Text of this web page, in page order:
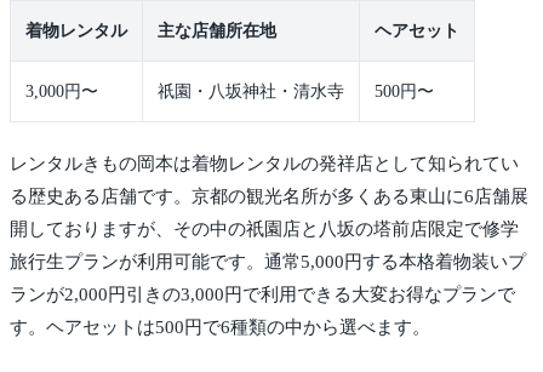
着物レンタル 主な店舗所在地 ヘアセット
3,000円〜 祇園・八坂神社・清水寺 500円〜
レンタルきもの岡本は着物レンタルの発祥店として知られてい
る歴史ある店舗です。京都の観光名所が多くある東山に6店舗展
開しておりますが、その中の祇園店と八坂の塔前店限定で修学
旅行生プランが利用可能です。通常5,000円する本格着物装いプ
ランが2,000円引きの3,000円で利用できる大変お得なプランで
す。ヘアセットは500円で6種類の中から選べます。